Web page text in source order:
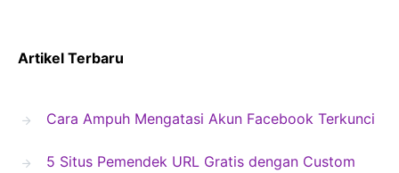
Artikel Terbaru
Cara Ampuh Mengatasi Akun Facebook Terkunci
5 Situs Pemendek URL Gratis dengan Custom